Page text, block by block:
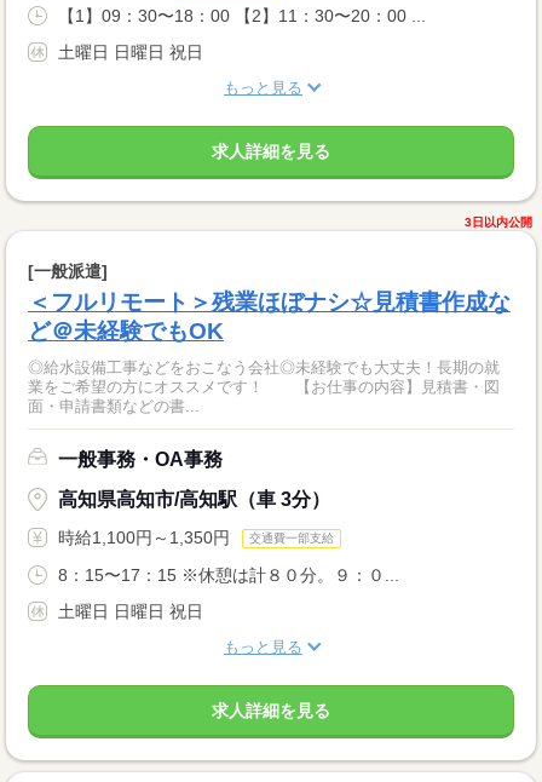
【1】09：30〜18：00 【2】11：30〜20：00 ...
土曜日 日曜日 祝日
もっと見る
求人詳細を見る
3日以内公開
[一般派遣]
＜フルリモート＞残業ほぼナシ☆見積書作成な
ど＠未経験でもOK
◎給水設備工事などをおこなう会社◎未経験でも大丈夫！長期の就
業をご希望の方にオススメです！ 【お仕事の内容】見積書・図
面・申請書類などの書...
一般事務・OA事務
高知県高知市/高知駅（車 3分）
時給1,100円～1,350円 交通費一部支給
8：15〜17：15 ※休憩は計８０分。９：０...
土曜日 日曜日 祝日
もっと見る
求人詳細を見る